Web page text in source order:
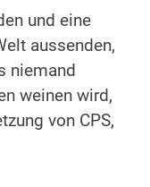
und eine
aussenden,
niemand
weinen wird,
von CPS,